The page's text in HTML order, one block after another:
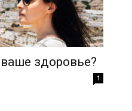
здоровье?
1